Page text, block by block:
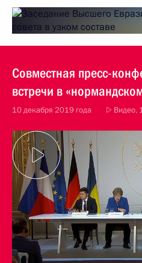
Совместная пресс-
встречи в
10 декабря 2019 года Видео,